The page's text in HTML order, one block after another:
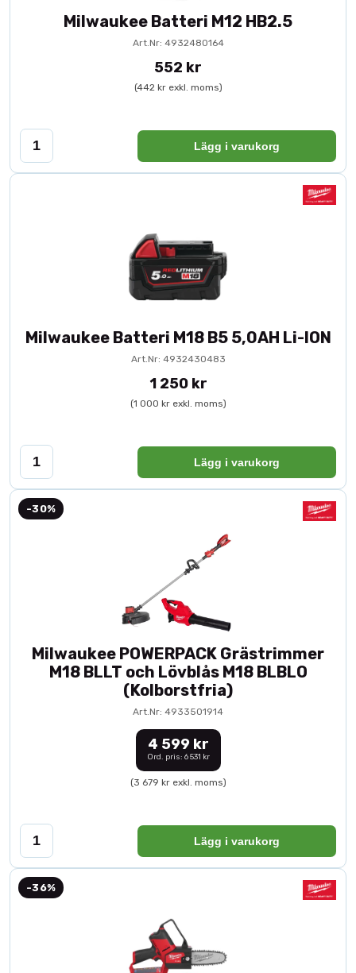
Milwaukee Batteri M12 HB2.5
Art.Nr: 4932480164
552 kr
(442 kr exkl. moms)
Lägg i varukorg
Milwaukee Batteri M18 B5 5,0AH Li-ION
Art.Nr: 4932430483
1 250 kr
(1 000 kr exkl. moms)
Lägg i varukorg
-30%
Milwaukee POWERPACK Grästrimmer
M18 BLLT och Lövblås M18 BLBLO
(Kolborstfria)
Art.Nr: 4933501914
4 599 kr
Ord. pris: 6 531 kr
(3 679 kr exkl. moms)
Lägg i varukorg
-36%